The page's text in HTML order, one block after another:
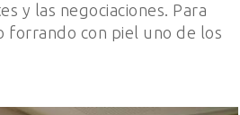
y las negociaciones. Para
forrando con piel uno de los